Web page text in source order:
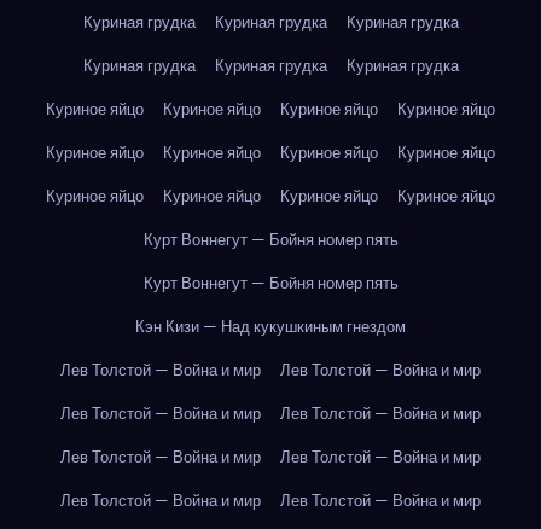
Куриная грудка
Куриная грудка
Куриная грудка
Куриная грудка
Куриная грудка
Куриная грудка
Куриное яйцо
Куриное яйцо Куриное яйцо
Куриное яйцо
Куриное яйцо
Куриное яйцо Куриное яйцо
Куриное яйцо
Куриное яйцо
Куриное яйцо Куриное яйцо
Куриное яйцо
Курт Воннегут — Бойня номер пять
Курт Воннегут — Бойня номер пять
Кэн Кизи — Над кукушкиным гнездом
Лев Толстой — Война и мир
Лев Толстой — Война и мир
Лев Толстой — Война и мир
Лев Толстой — Война и мир
Лев Толстой — Война и мир
Лев Толстой — Война и мир
Лев Толстой — Война и мир
Лев Толстой — Война и мир